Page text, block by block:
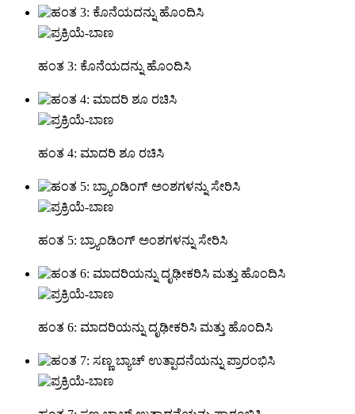
ಹಂತ 3: ಕೊನೆಯದನ್ನು ಹೊಂದಿಸಿ
ಹಂತ 4: ಮಾದರಿ ಶೂ ರಚಿಸಿ
ಹಂತ 5: ಬ್ರ್ಯಾಂಡಿಂಗ್ ಅಂಶಗಳನ್ನು ಸೇರಿಸಿ
ಹಂತ 6: ಮಾದರಿಯನ್ನು ದೃಢೀಕರಿಸಿ ಮತ್ತು ಹೊಂದಿಸಿ